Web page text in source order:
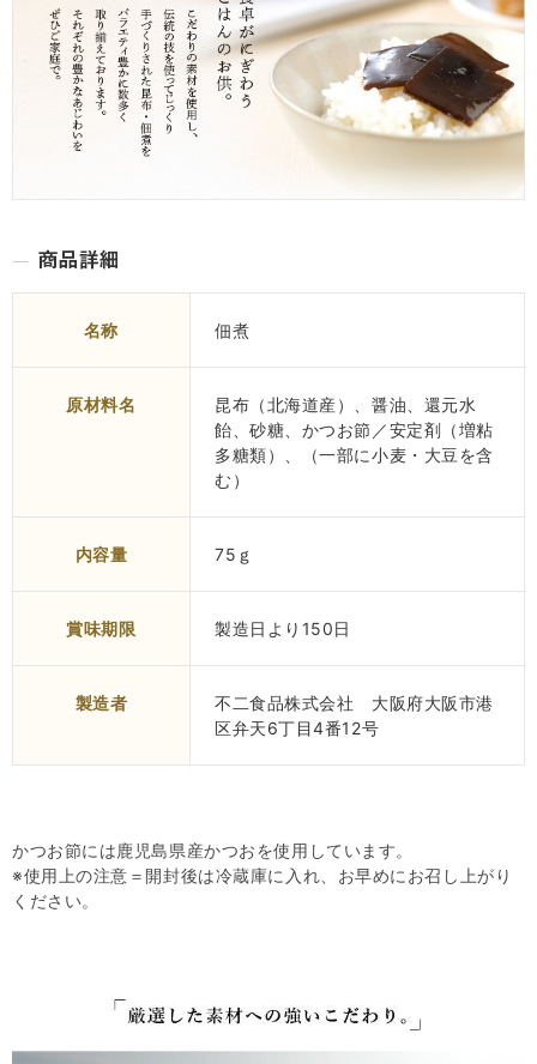
名称 佃煮
原材料名
昆布（北海道産）、醤油、還元水
飴、砂糖、かつお節／安定剤（増粘
多糖類）、（一部に小麦・大豆を含
む）
内容量 75ｇ
賞味期限 製造日より150日
製造者
不二食品株式会社 大阪府大阪市港
区弁天6丁目4番12号
かつお節には鹿児島県産かつおを使用しています。
※使用上の注意＝開封後は冷蔵庫に入れ、お早めにお召し上がり
ください。